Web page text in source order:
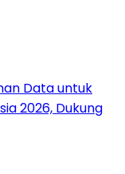
Data untuk
2026, Dukung